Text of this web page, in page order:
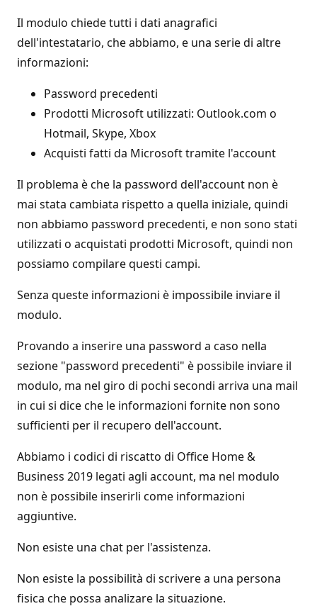
Il modulo chiede tutti i dati anagrafici
dell'intestatario, che abbiamo, e una serie di altre
informazioni:
Password precedenti
Prodotti Microsoft utilizzati: Outlook.com o
Hotmail, Skype, Xbox
Acquisti fatti da Microsoft tramite l'account
Il problema è che la password dell'account non è
mai stata cambiata rispetto a quella iniziale, quindi
non abbiamo password precedenti, e non sono stati
utilizzati o acquistati prodotti Microsoft, quindi non
possiamo compilare questi campi.
Senza queste informazioni è impossibile inviare il
modulo.
Provando a inserire una password a caso nella
sezione "password precedenti" è possibile inviare il
modulo, ma nel giro di pochi secondi arriva una mail
in cui si dice che le informazioni fornite non sono
sufficienti per il recupero dell'account.
Abbiamo i codici di riscatto di Office Home &
Business 2019 legati agli account, ma nel modulo
non è possibile inserirli come informazioni
aggiuntive.
Non esiste una chat per l'assistenza.
Non esiste la possibilità di scrivere a una persona
fisica che possa analizare la situazione.